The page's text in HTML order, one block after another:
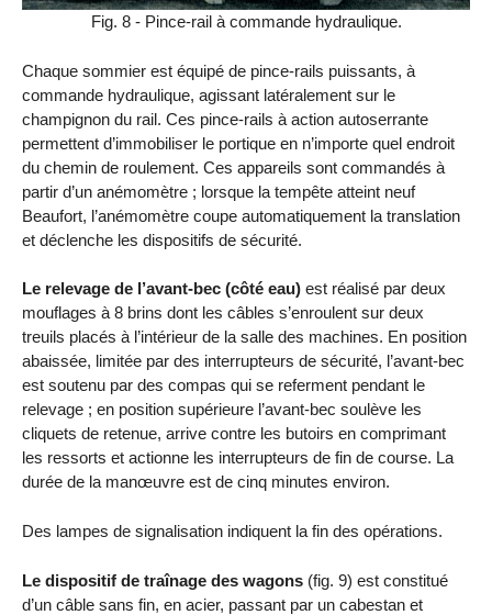
Fig. 8 - Pince-rail à commande hydraulique.
Chaque sommier est équipé de pince-rails puissants, à
commande hydraulique, agissant latéralement sur le
champignon du rail. Ces pince-rails à action autoserrante
permettent d’immobiliser le portique en n’importe quel endroit
du chemin de roulement. Ces appareils sont commandés à
partir d’un anémomètre ; lorsque la tempête atteint neuf
Beaufort, l’anémomètre coupe automatiquement la translation
et déclenche les dispositifs de sécurité.
Le relevage de l’avant-bec (côté eau) est réalisé par deux
mouflages à 8 brins dont les câbles s’enroulent sur deux
treuils placés à l’intérieur de la salle des machines. En position
abaissée, limitée par des interrupteurs de sécurité, l’avant-bec
est soutenu par des compas qui se referment pendant le
relevage ; en position supérieure l’avant-bec soulève les
cliquets de retenue, arrive contre les butoirs en comprimant
les ressorts et actionne les interrupteurs de fin de course. La
durée de la manœuvre est de cinq minutes environ.
Des lampes de signalisation indiquent la fin des opérations.
Le dispositif de traînage des wagons (fig. 9) est constitué
d’un câble sans fin, en acier, passant par un cabestan et